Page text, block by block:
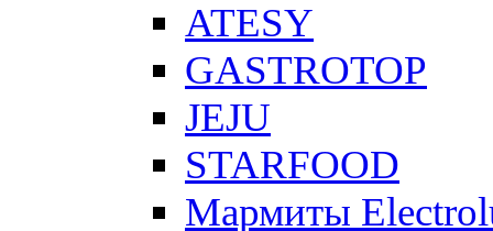
ATESY
GASTROTOP
JEJU
STARFOOD
Мармиты